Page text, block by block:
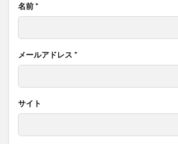
名前*
メールアドレス *
サイト